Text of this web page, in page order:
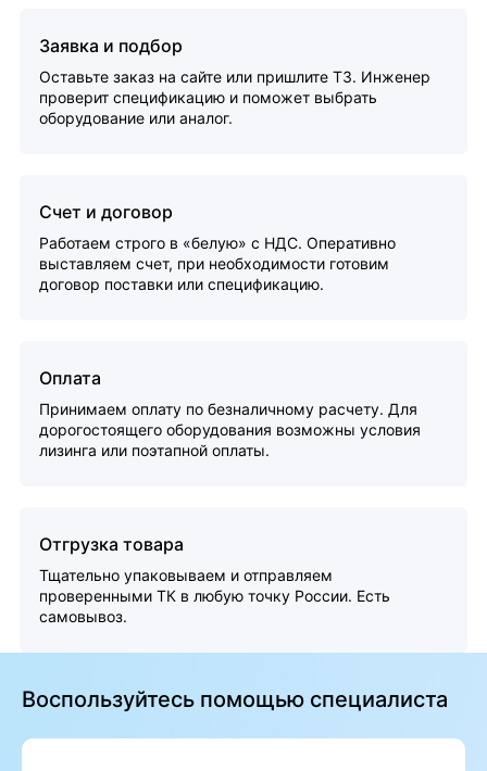
Заявка и подбор
Оставьте заказ на сайте или пришлите ТЗ. Инженер
проверит спецификацию и поможет выбрать
оборудование или аналог.
Счет и договор
Работаем строго в «белую» с НДС. Оперативно
выставляем счет, при необходимости готовим
договор поставки или спецификацию.
Оплата
Принимаем оплату по безналичному расчету. Для
дорогостоящего оборудования возможны условия
лизинга или поэтапной оплаты.
Отгрузка товара
Тщательно упаковываем и отправляем
проверенными ТК в любую точку России. Есть
самовывоз.
Воспользуйтесь помощью специалиста